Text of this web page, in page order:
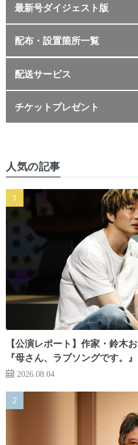
最新号ダイジェスト版
配布・設置箇所一覧
配送サービス
チケットプレゼント
人気の記事
【公演レポート】作家・鈴木
『母さん、ラブソングです。』
2026.08.04